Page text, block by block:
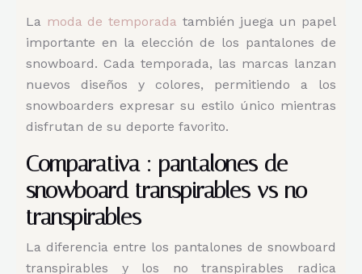
La moda de temporada también juega un papel
importante en la elección de los pantalones de
snowboard. Cada temporada, las marcas lanzan
nuevos diseños y colores, permitiendo a los
snowboarders expresar su estilo único mientras
disfrutan de su deporte favorito.
Comparativa : pantalones de
snowboard transpirables vs no
transpirables
La diferencia entre los pantalones de snowboard
transpirables y los no transpirables radica